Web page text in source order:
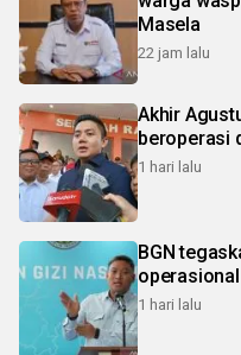
Masela
22 jam lalu
Akhir
beroperasi
1 hari lalu
BGN
operasional
1 hari lalu